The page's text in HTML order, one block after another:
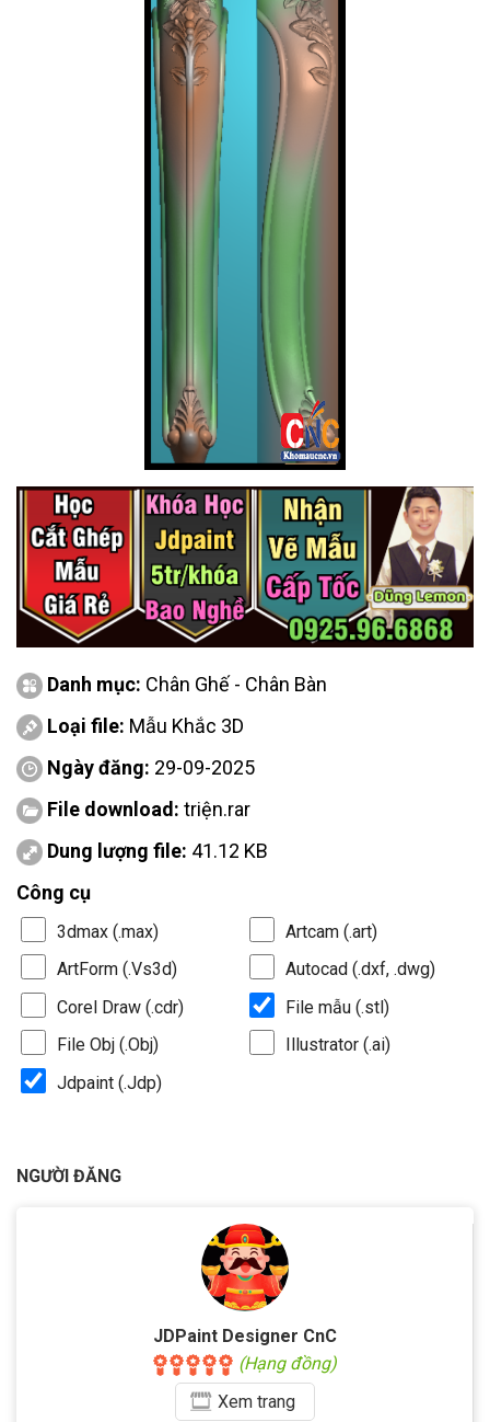
Danh mục: Chân Ghế - Chân Bàn
Loại file: Mẫu Khắc 3D
Ngày đăng: 29-09-2025
File download: triện.rar
Dung lượng file: 41.12 KB
Công cụ
3dmax (.max)
Artcam (.art)
ArtForm (.Vs3d)
Autocad (.dxf, .dwg)
Corel Draw (.cdr)
File mẫu (.stl)
File Obj (.Obj)
Illustrator (.ai)
Jdpaint (.Jdp)
NGƯỜI ĐĂNG
JDPaint Designer CnC
(Hạng đồng)
Xemtrang